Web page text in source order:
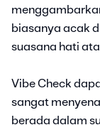
biasanya acak
suasana hati
Vibe Check
sangat
berada dalam